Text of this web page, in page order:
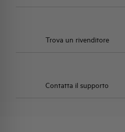
Trova un rivenditore
Contatta il supporto